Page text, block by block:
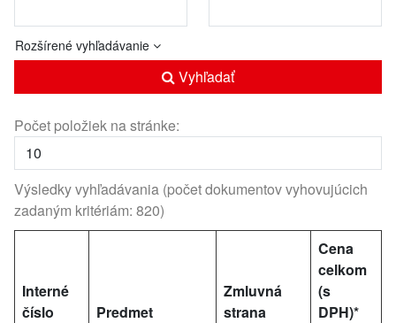
Rozšírené vyhľadávanie
Vyhľadať
Počet položiek na stránke:
Výsledky vyhľadávania (počet dokumentov vyhovujúcich
zadaným kritériám: 820)
Interné
číslo
Predmet
Zmluvná
strana
Cena
celkom
(s
DPH)*